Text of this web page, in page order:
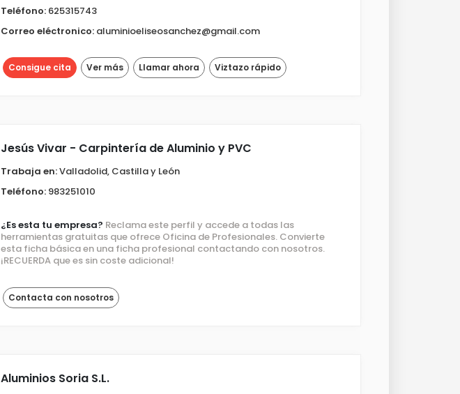
Teléfono: 625315743
Correo eléctronico: aluminioeliseosanchez@gmail.com
Consigue cita Ver más Llamar ahora Viztazo rápido
Jesús Vivar - Carpintería de Aluminio y PVC
Trabaja en:Valladolid, Castilla y León
Teléfono: 983251010
¿Es esta tu empresa? Reclama este perfil y accede a todas las
herramientas gratuitas que ofrece Oficina de Profesionales. Convierte
esta ficha básica en una ficha profesional contactando con nosotros.
¡RECUERDA que es sin coste adicional!
Contacta con nosotros
Aluminios Soria S.L.